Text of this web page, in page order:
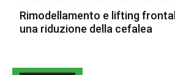
Rimodellamento e lifting
una riduzione della cefalea